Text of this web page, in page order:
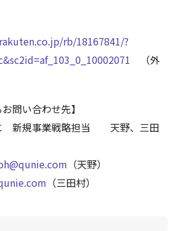
rb/18167841/?
（外
問い合わせ先】
新規事業戦略担当 天野、三田
（天野）
（三田村）